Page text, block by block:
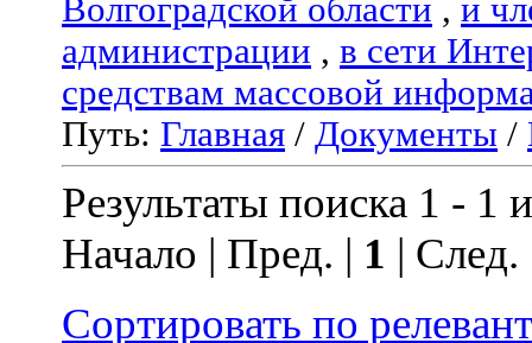
Волгоградской области , и
администрации , в сети
средствам массовой
Путь: Главная / Документы /
Результаты поиска 1 - 1
Начало | Пред. | 1 |
Сортировать по